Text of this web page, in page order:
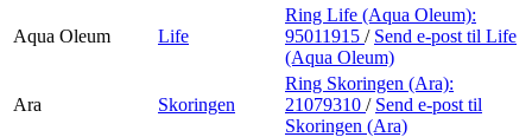
Aqua Oleum Life
Ring Life (Aqua Oleum):
95011915 / Send e-post til Life
(Aqua Oleum)
Ara Skoringen
Ring Skoringen (Ara):
21079310 / Send e-post til
Skoringen (Ara)